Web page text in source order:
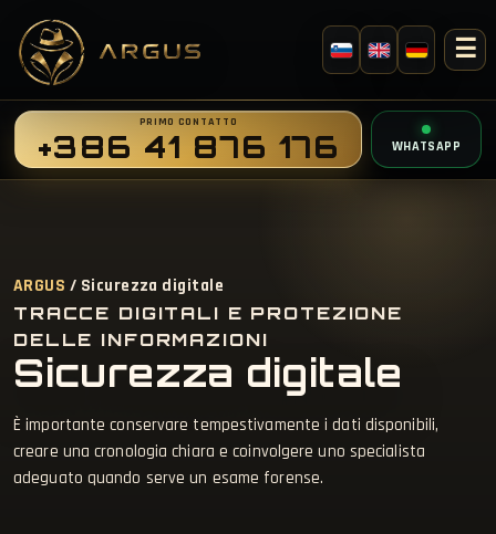
☰
PRIMO CONTATTO
+386 41 876 176 WHATSAPP
ARGUS / Sicurezza digitale
TRACCE DIGITALI E PROTEZIONE
DELLE INFORMAZIONI
Sicurezza digitale
È importante conservare tempestivamente i dati disponibili,
creare una cronologia chiara e coinvolgere uno specialista
adeguato quando serve un esame forense.